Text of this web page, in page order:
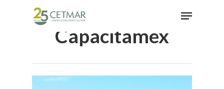
Hit enter to search or ESC to close
Capacitamex